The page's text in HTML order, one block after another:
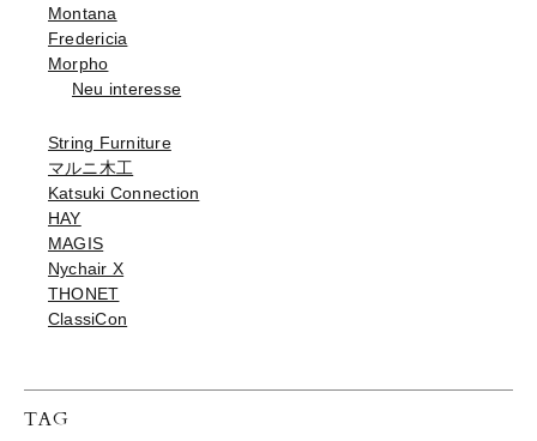
Montana
Fredericia
Morpho
Neu interesse
String Furniture
マルニ木工
Katsuki Connection
HAY
MAGIS
Nychair X
THONET
ClassiCon
TAG